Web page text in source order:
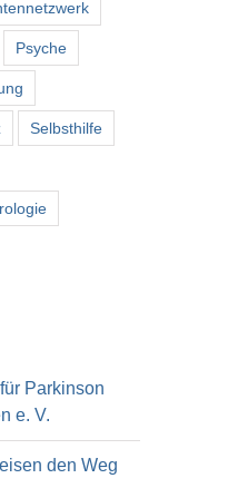
Psyche
Selbsthilfe
Parkinson
e. V.
den Weg